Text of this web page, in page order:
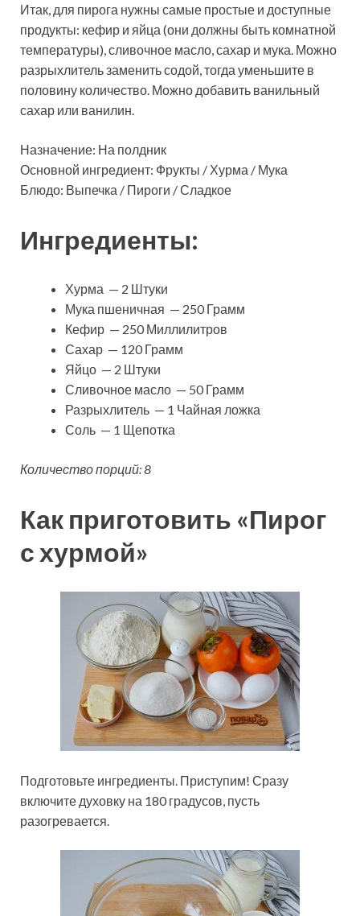
Итак, для пирога нужны самые простые и доступные
продукты: кефир и яйца (они должны быть комнатной
температуры), сливочное масло, сахар и мука. Можно
разрыхлитель заменить содой, тогда уменьшите в
половину количество. Можно добавить ванильный
сахар или ванилин.
Назначение: На полдник
Основной ингредиент: Фрукты / Хурма / Мука
Блюдо: Выпечка / Пироги / Сладкое
Ингредиенты:
Хурма — 2 Штуки
Мука пшеничная — 250 Грамм
Кефир — 250 Миллилитров
Сахар — 120 Грамм
Яйцо — 2 Штуки
Сливочное масло — 50 Грамм
Разрыхлитель — 1 Чайная ложка
Соль — 1 Щепотка
Количество порций: 8
Как приготовить «Пирог
с хурмой»
Подготовьте ингредиенты. Приступим! Сразу
включите духовку на 180 градусов, пусть
разогревается.